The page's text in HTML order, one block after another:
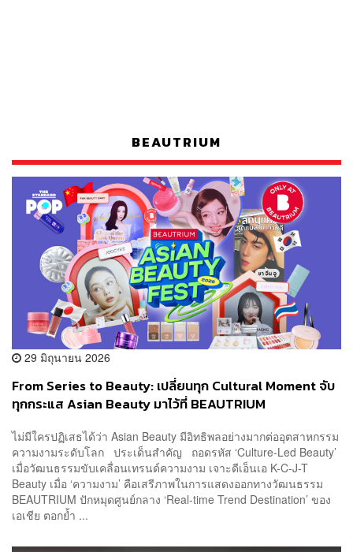
BEAUTRIUM
29 มิถุนายน 2026
From Series to Beauty: เปลี่ยนทุก Cultural Moment จับ
ทุกกระแส Asian Beauty มาไว้ที่ BEAUTRIUM
ไม่มีใครปฏิเสธได้ว่า Asian Beauty มีอิทธิพลอย่างมากต่ออุตสาหกรรม
ความงามระดับโลก ประเด็นสำคัญ ถอดรหัส ‘Culture-Led Beauty’
เมื่อวัฒนธรรมขับเคลื่อนเทรนด์ความงาม เจาะดีเอ็นเอ K-C-J-T
Beauty เมื่อ ‘ความงาม’ คือเสรีภาพในการแสดงออกทางวัฒนธรรม
BEAUTRIUM ปักหมุดศูนย์กลาง ‘Real-time Trend Destination’ ของ
เอเชีย ตอกย้ำ ...